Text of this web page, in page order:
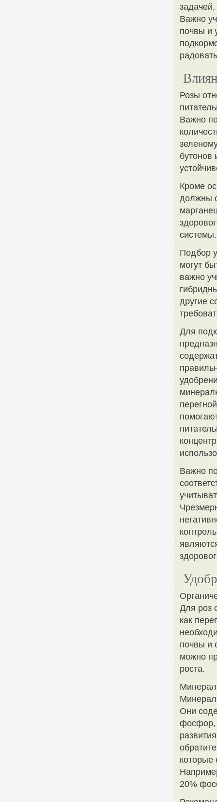
Важно
почвы и
Розы
Важно
бутонов
Кроме
должны
системы.
Подбор
могут
важно
другие
Для
Важно
Для роз
как
почвы и
можно
роста.
Они
фосфор,
которые
20%